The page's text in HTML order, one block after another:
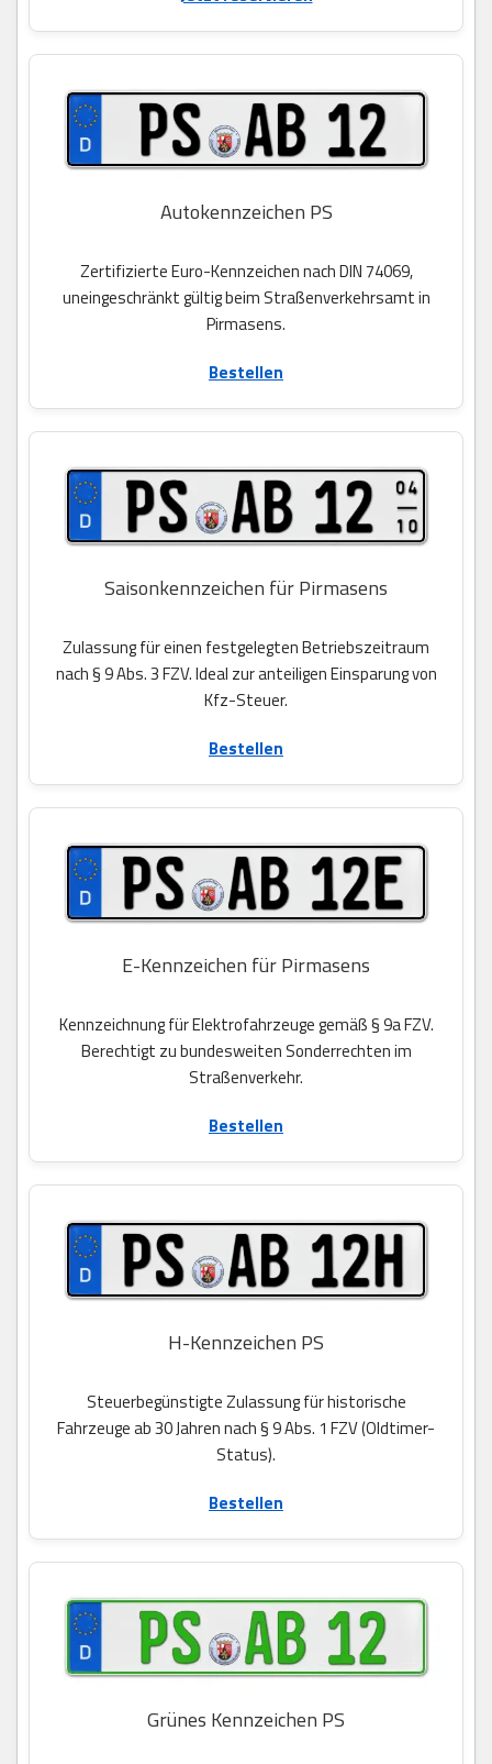
Autokennzeichen PS
Zertifizierte Euro-Kennzeichen nach DIN 74069,
uneingeschränkt gültig beim Straßenverkehrsamt in
Pirmasens.
Bestellen
Saisonkennzeichen für Pirmasens
Zulassung für einen festgelegten Betriebszeitraum
nach § 9 Abs. 3 FZV. Ideal zur anteiligen Einsparung von
Kfz-Steuer.
Bestellen
E-Kennzeichen für Pirmasens
Kennzeichnung für Elektrofahrzeuge gemäß § 9a FZV.
Berechtigt zu bundesweiten Sonderrechten im
Straßenverkehr.
Bestellen
H-Kennzeichen PS
Steuerbegünstigte Zulassung für historische
Fahrzeuge ab 30 Jahren nach § 9 Abs. 1 FZV (Oldtimer-
Status).
Bestellen
Grünes Kennzeichen PS